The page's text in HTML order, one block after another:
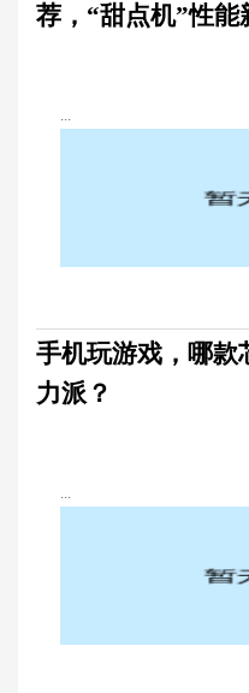
荐，“甜点机”性能
...
手机玩游戏，哪款
力派？
...